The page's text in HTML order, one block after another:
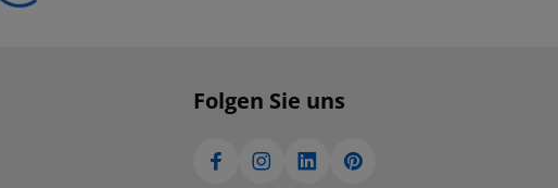
Folgen Sie uns